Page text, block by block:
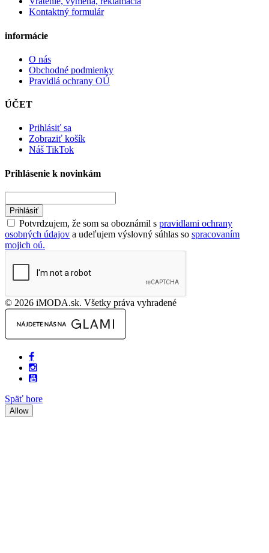
Kontaktný formulár
informácie
O nás
Obchodné podmienky
Pravidlá ochrany OÚ
ÚČET
Prihlásiť sa
Zobraziť košík
Náš TikTok
Prihlásenie k novinkám
Prihlásiť
Potvrdzujem, že som sa oboznámil s pravidlami ochrany
osobných údajov a udeľujem výslovný súhlas so spracovaním
mojich oú.
© 2026 iMODA.sk. Všetky práva vyhradené
Späť hore
Allow